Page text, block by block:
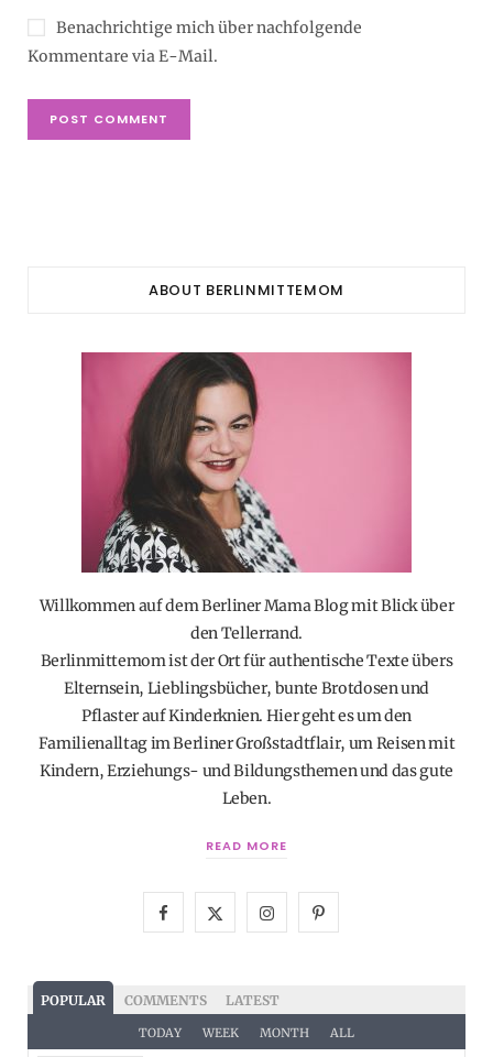
Benachrichtige mich über nachfolgende
Kommentare via E-Mail.
ABOUT BERLINMITTEMOM
Willkommen auf dem Berliner Mama Blog mit Blick über
den Tellerrand.
Berlinmittemom ist der Ort für authentische Texte übers
Elternsein, Lieblingsbücher, bunte Brotdosen und
Pflaster auf Kinderknien. Hier geht es um den
Familienalltag im Berliner Großstadtflair, um Reisen mit
Kindern, Erziehungs- und Bildungsthemen und das gute
Leben.
READ MORE
c
e
T
w
I
s
t
P
POPULAR COMMENTS LATEST
TODAY WEEK MONTH ALL